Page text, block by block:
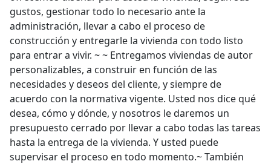
gustos, gestionar todo lo necesario ante la
administración, llevar a cabo el proceso de
construcción y entregarle la vivienda con todo listo
para entrar a vivir. ~ ~ Entregamos viviendas de autor
personalizables, a construir en función de las
necesidades y deseos del cliente, y siempre de
acuerdo con la normativa vigente. Usted nos dice qué
desea, cómo y dónde, y nosotros le daremos un
presupuesto cerrado por llevar a cabo todas las tareas
hasta la entrega de la vivienda. Y usted puede
supervisar el proceso en todo momento.~ También